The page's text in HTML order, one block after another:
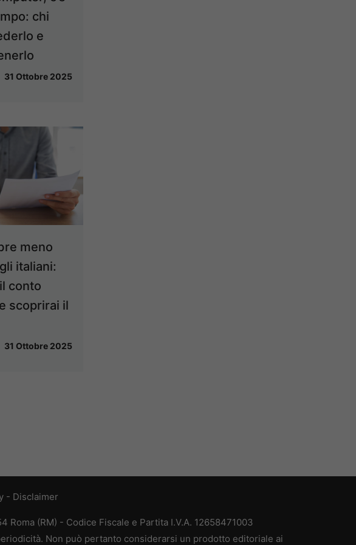
chi
e
31 Ottobre 2025
meno
italiani:
conto
scoprirai il
31 Ottobre 2025
- Disclaimer
Roma (RM) - Codice Fiscale e Partita I.V.A. 12658471003
Non può pertanto considerarsi un prodotto editoriale ai